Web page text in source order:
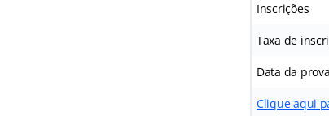
Inscrições
Taxa de
Data da
Clique aqui